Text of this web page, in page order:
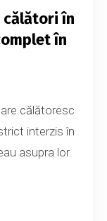
în
în
călătoresc
interzis în
asupra lor.